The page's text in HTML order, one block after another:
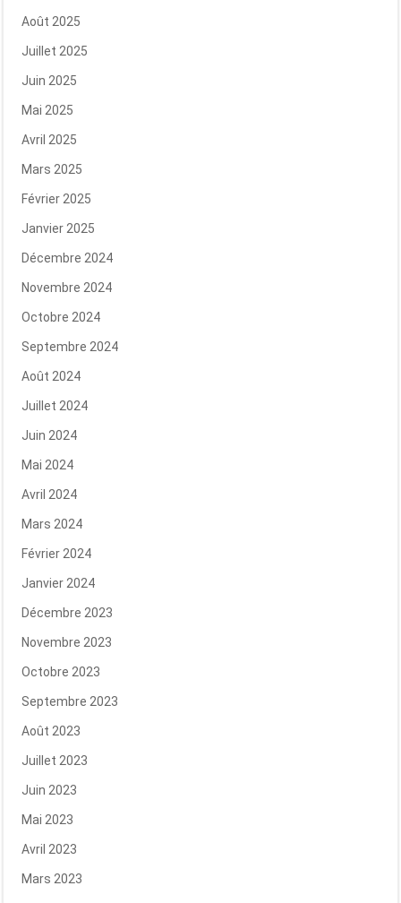
Août 2025
Juillet 2025
Juin 2025
Mai 2025
Avril 2025
Mars 2025
Février 2025
Janvier 2025
Décembre 2024
Novembre 2024
Octobre 2024
Septembre 2024
Août 2024
Juillet 2024
Juin 2024
Mai 2024
Avril 2024
Mars 2024
Février 2024
Janvier 2024
Décembre 2023
Novembre 2023
Octobre 2023
Septembre 2023
Août 2023
Juillet 2023
Juin 2023
Mai 2023
Avril 2023
Mars 2023